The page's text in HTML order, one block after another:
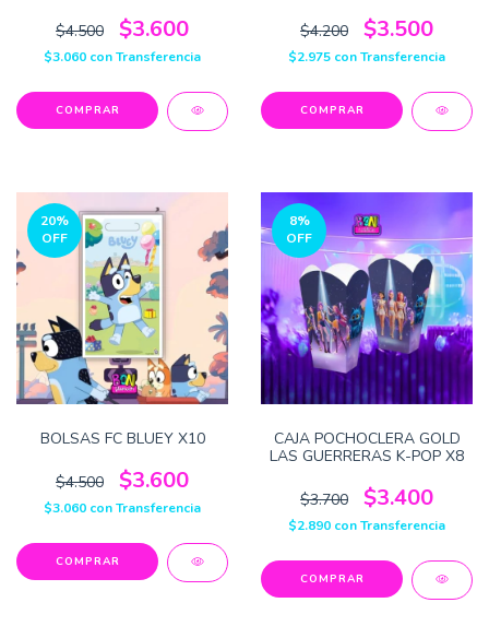
$4.500 $3.600
$3.060 conTransferencia
$4.200 $3.500
$2.975 conTransferencia
20%
OFF
BOLSAS FC BLUEY X10
$4.500 $3.600
$3.060 conTransferencia
8%
OFF
CAJA POCHOCLERA GOLD
LAS GUERRERAS K-POP X8
$3.700 $3.400
$2.890 conTransferencia